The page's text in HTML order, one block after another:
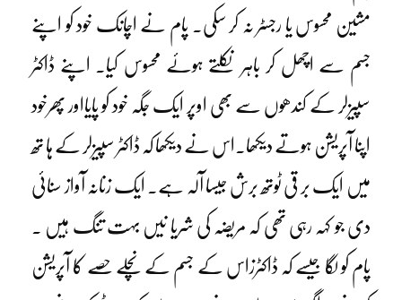
مشین محسوس یا رجسٹر نہ کر سکی۔ پام نے اچانک خود کو اپنے
جسم سے اچھل کر باہر نکلتے ہوئے محسوس کیا۔ اپنے ڈاکٹر
سپیزلر کے کندھوں سے بھی اوپر ایک جگہ خود کو پایااور پھرخود
اپنا آپریشن ہوتے دیکھا۔اس نے دیکھا کہ ڈاکٹر سپیزلر کے ہا تھ
میں ایک بر قی ٹوتھ برش جیسا آلہ ہے۔ ایک زنانہ آواز سنائی
دی جو کہہ رہی تھی کہ مریضہ کی شریا نیں بہت تنگ ہیں ۔
پام کو لگا جیسے کہ ڈاکٹرزاس کے جسم کے نچلے حصے کا آپریشن